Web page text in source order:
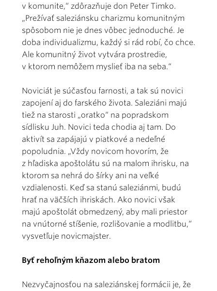
v komunite,“ zdôrazňuje don Peter Timko.
„Prežívať saleziánsku charizmu komunitným
spôsobom nie je dnes vôbec jednoduché. Je
doba individualizmu, každý si rád robí, čo chce.
Ale komunitný život vytvára prostredie,
v ktorom nemôžem myslieť iba na seba.“
Noviciát je súčasťou farnosti, a tak sú novici
zapojení aj do farského života. Saleziáni majú
tiež na starosti „oratko“ na popradskom
sídlisku Juh. Novici teda chodia aj tam. Do
aktivít sa zapájajú v piatkové a nedeľné
popoludnia. „Vždy novicom hovorím, že
z hľadiska apoštolátu sú na malom ihrisku, na
ktorom sa nehrá do šírky ani na veľké
vzdialenosti. Keď sa stanú saleziánmi, budú
hrať na väčších ihriskách. Ako novici však
majú apoštolát obmedzený, aby mali priestor
na vnútorné stíšenie, rozlišovanie a modlitbu,“
vysvetľuje novicmajster.
Byť rehoľným kňazom alebo bratom
Nezvyčajnosťou na saleziánskej formácii je, že